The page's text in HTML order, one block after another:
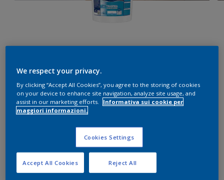
Bianco
Solo 1 colore disponibile
5 L
Quantità Paint Calculator
We respect your privacy.
By clicking “Accept All Cookies”, you agree to the storing of cookies
on your device to enhance site navigation, analyze site usage, and
assist in our marketing efforts.
Informativa sui cookie per
maggiori informazioni.
Cookies Settings
Reject All
Accept All Cookies